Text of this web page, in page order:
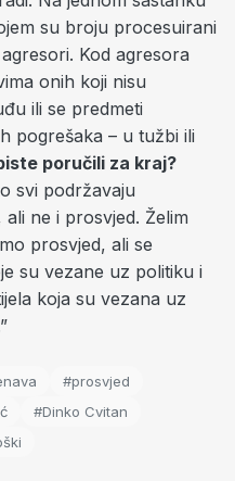
su broju procesuirani
Kod agresora
onih koji nisu
ili se predmeti
pogrešaka – u tužbi ili
poručili za kraj?
svi podržavaju
ne i prosvjed. Želim
prosvjed, ali se
su vezane uz politiku i
koja su vezana uz
#prosvjed
#Dinko Cvitan